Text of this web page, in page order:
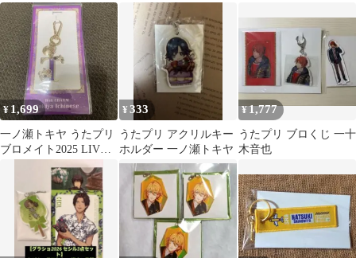
ラ 浴衣
¥ 1,699
一ノ瀬トキヤ うたプリ
ブロメイト2025 LIVE
EMOTION チャーム
¥333
うたプリ アクリルキー
ホルダー 一ノ瀬トキヤ
¥1,777
うたプリ ブロくじ 一十
木音也